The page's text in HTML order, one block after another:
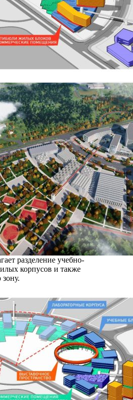
разделение учебно-
корпусов и также